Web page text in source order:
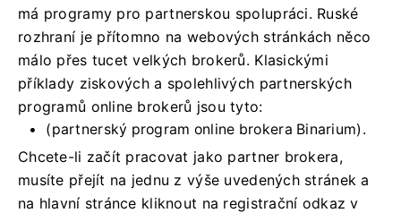
má programy pro partnerskou spolupráci. Ruské
rozhraní je přítomno na webových stránkách něco
málo přes tucet velkých brokerů. Klasickými
příklady ziskových a spolehlivých partnerských
programů online brokerů jsou tyto:
(partnerský program online brokera Binarium).
Chcete-li začít pracovat jako partner brokera,
musíte přejít na jednu z výše uvedených stránek a
na hlavní stránce kliknout na registrační odkaz v